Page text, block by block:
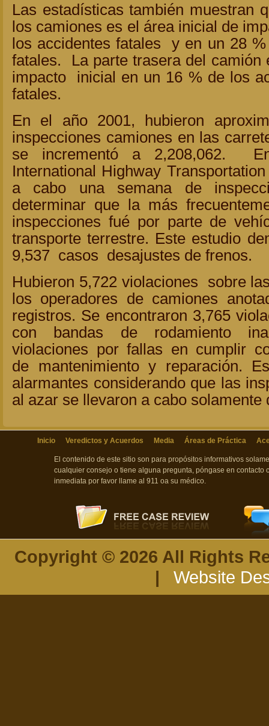
Las estadísticas también muestran
los camiones es el área inicial de
los accidentes fatales y en un 28
fatales. La parte trasera del
impacto inicial en un 16 % de los
fatales.
En el año 2001, hubieron
inspecciones camiones en las
se incrementó a 2,208,062.
International Highway
a cabo una semana de
determinar que la más
inspecciones fué por parte de
transporte terrestre. Este estudio
9,537 casos desajustes de frenos.
Hubieron 5,722 violaciones sobre
los operadores de camiones
registros. Se encontraron 3,765
con bandas de rodamiento
violaciones por fallas en cumplir
de mantenimiento y reparación.
alarmantes considerando que las
al azar se llevaron a cabo solamente
Inicio Veredictos y Acuerdos Media Áreas de Práctica
El contenido de este sitio son para propósitos informativos
cualquier consejo o tiene alguna pregunta, póngase en
inmediata por favor llame al 911 oa su médico.
Copyright © 2026 All Rights
|
Website